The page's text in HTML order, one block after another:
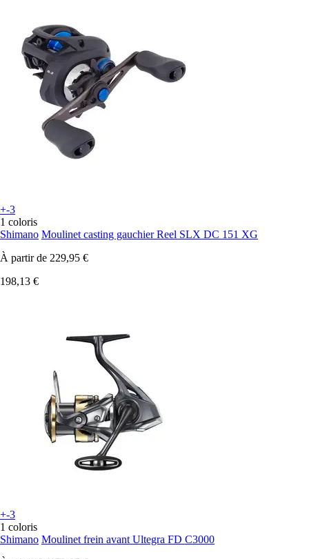
+-3
1 coloris
Shimano Moulinet casting gauchier Reel SLX DC 151 XG
À partir de 229,95 €
198,13 €
+-3
1 coloris
Shimano Moulinet frein avant Ultegra FD C3000